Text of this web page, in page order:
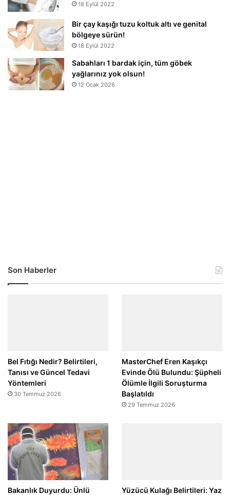
18 Eylül 2022
Bir çay kaşığı tuzu koltuk altı ve genital
bölgeye sürün!
18 Eylül 2022
Sabahları 1 bardak için, tüm göbek
yağlarınız yok olsun!
12 Ocak 2026
Son Haberler
Bel Fıtığı Nedir? Belirtileri,
Tanısı ve Güncel Tedavi
Yöntemleri
30 Temmuz 2026
MasterChef Eren Kaşıkçı
Evinde Ölü Bulundu: Şüpheli
Ölümle İlgili Soruşturma
Başlatıldı
29 Temmuz 2026
Bakanlık Duyurdu: Ünlü
Yüzücü Kulağı Belirtileri: Yaz